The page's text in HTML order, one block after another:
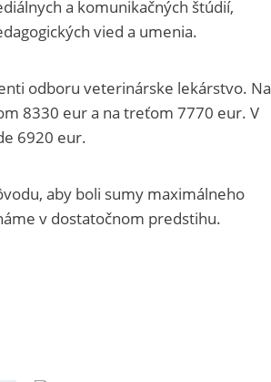
a komunikačných štúdií,
vied a umenia.
odboru veterinárske lekárstvo. Na
8330 eur a na treťom 7770 eur. V
6920 eur.
aby boli sumy maximálneho
v dostatočnom predstihu.